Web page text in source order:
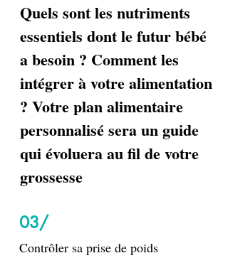
Quels sont les nutriments
essentiels dont le futur bébé
a besoin ? Comment les
intégrer à votre alimentation
? Votre plan alimentaire
personnalisé sera un guide
qui évoluera au fil de votre
grossesse
03/
Contrôler sa prise de poids